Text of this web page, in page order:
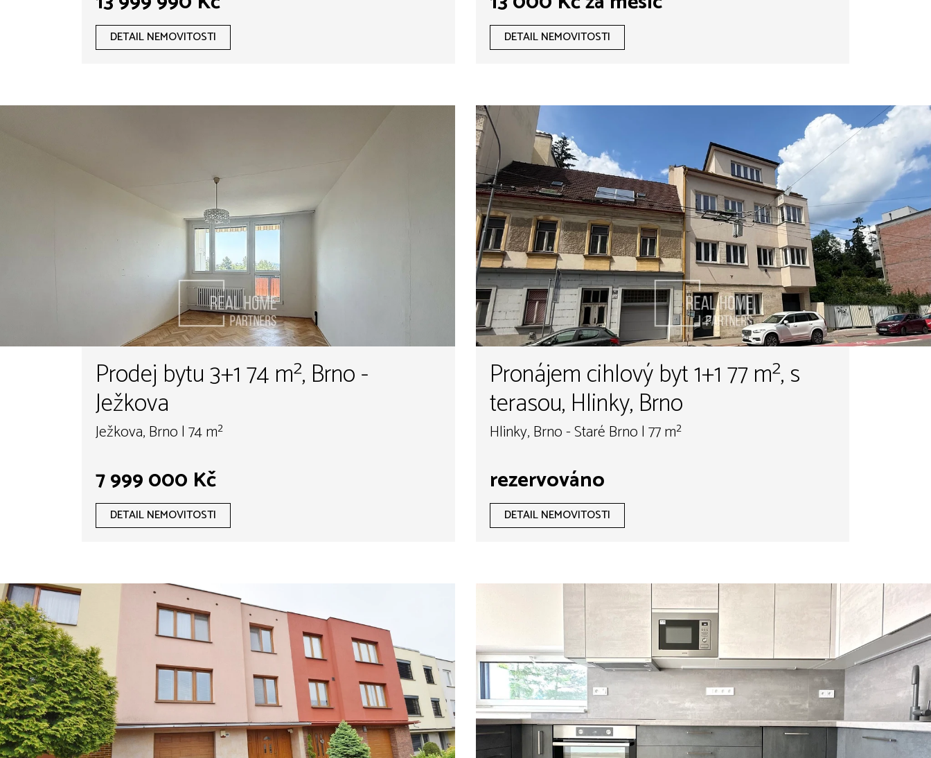
DETAIL NEMOVITOSTI DETAIL NEMOVITOSTI
Prodej bytu 3+1 74 m², Brno -
Ježkova
Ježkova, Brno | 74 m²
7 999 000 Kč
DETAIL NEMOVITOSTI
Pronájem cihlový byt 1+1 77 m², s
terasou, Hlinky, Brno
Hlinky, Brno - Staré Brno | 77 m²
rezervováno
DETAIL NEMOVITOSTI